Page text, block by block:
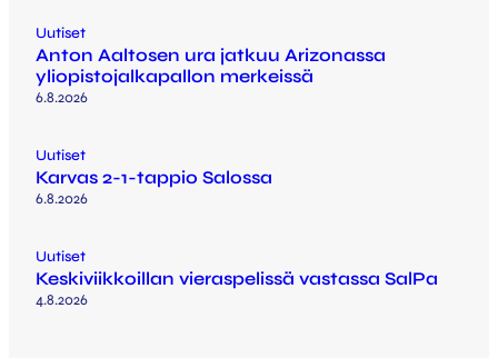
Uutiset
Anton Aaltosen ura jatkuu Arizonassa
yliopistojalkapallon merkeissä
6.8.2026
Uutiset
Karvas 2-1-tappio Salossa
6.8.2026
Uutiset
Keskiviikkoillan vieraspelissä vastassa SalPa
4.8.2026